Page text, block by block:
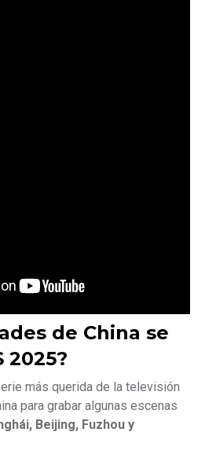
de China se
2025?
más querida de la televisión
para grabar algunas escenas
Beijing, Fuzhou y